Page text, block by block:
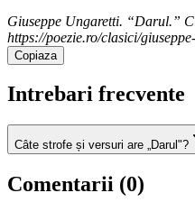
Giuseppe Ungaretti. “Darul.”
https://poezie.ro/clasici/
Copiaza
Intrebari frecvente
Câte strofe și versuri are „Darul"?
Comentarii (0)